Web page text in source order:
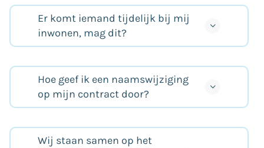
Er komt iemand tijdelijk bij mij
inwonen, mag dit?
Hoe geef ik een naamswijziging
op mijn contract door?
Wij staan samen op het